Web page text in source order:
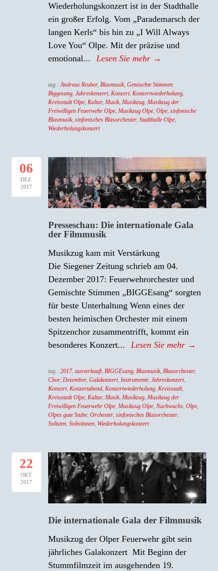
Wiederholungskonzert ist in der Stadthalle
ein großer Erfolg. Vom „Parademarsch der
langen Kerls“ bis hin zu „I Will Always
Love You“ Olpe. Mit der präzise und
emotional...
Lesen Sie mehr →
tag :Andreas Reuber, Blasmusik, Gemischte Stimmen
Biggesang, Jahreskonzert, Konzert, Konzertwiederholung,
Kreisstadt Olpe, Kultur, Musik, Musikzug, Musikzug der
Freiwilligen Feuerwehr Olpe, Musikzug Olpe, Olpe, sinfonische
Blasmusik, sinfonisches Blasorchester, Stadthalle Olpe,
Wiederholungskonzert
06
DEZ.
2017
Presseschau: Die internationale Gala
der Filmmusik
Musikzug kam mit Verstärkung
Die Siegener Zeitung schrieb am 04.
Dezember 2017: Feuerwehrorchester und
Gemischte Stimmen „BIGGEsang“ sorgten
für beste Unterhaltung Wenn eines der
besten heimischen Orchester mit einem
Spitzenchor zusammentrifft, kommt ein
besonderes Konzert...
Lesen Sie mehr →
tag : 2017, ausverkauft, BIGGEsang, Blasmusik, Blasorchester,
Chor, Dezember, Galakonzert, Instrumente, Jahreskonzert,
Konzert, Konzertabend, Konzertwiederholung, Kreisstadt,
Kreisstadt Olpe, Kultur, Musik, Musikzug, Musikzug der
Freiwilligen Feuerwehr Olpe, Musikzug Olpe, Nachwuchs, Olpe,
Olpes gute Stube, Orchester, sinfonisches Blasorchester,
Solisten, Solistinnen, Wiederholungskonzert
22
OKT.
2017
Die internationale Gala der Filmmusik
Musikzug der Olper Feuerwehr gibt sein
jährliches Galakonzert Mit Beginn der
Stummfilmzeit im ausgehenden 19.